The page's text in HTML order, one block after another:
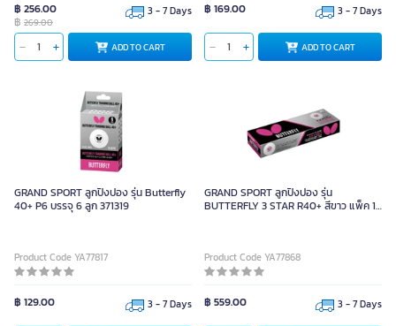
฿ 256.00
฿ 269.00
3 - 7 Days
ADD TO CART
฿ 169.00 3 - 7 Days
ADD TO CART
GRAND SPORT ลูกปิงปอง รุ่น Butterfly
40+ P6 บรรจุ 6 ลูก 371319
Product Code YA77817
฿ 129.00 3 - 7 Days
GRAND SPORT ลูกปิงปอง รุ่น
BUTTERFLY 3 STAR R40+ สีขาว แพ็ค 12
Product Code YA77868
฿ 559.00 3 - 7 Days